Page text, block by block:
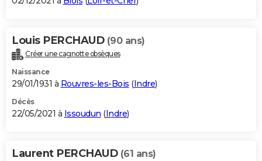
Louis PERCHAUD (90 ans)
Créer une cagnotte obsèques
Naissance
29/01/1931 à Rouvres-les-Bois (Indre)
Décès
22/05/2021 à Issoudun (Indre)
Laurent PERCHAUD (61 ans)